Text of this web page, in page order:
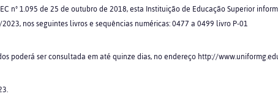
nº 1.095 de 25 de outubro de 2018, esta Instituição de Educação Superior
nos seguintes livros e sequências numéricas: 0477 a 0499 livro P-01
poderá ser consultada em até quinze dias, no endereço http://